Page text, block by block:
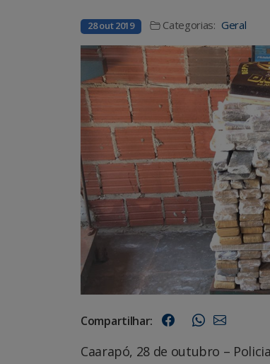
28 out 2019 Categorias: Geral
Compartilhar:
Caarapó, 28 de outubro –